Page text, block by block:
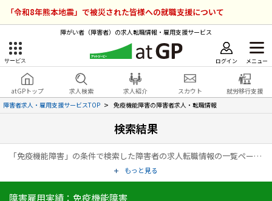
「令和8年熊本地震」で被災された皆様への就職支援について
障がい者（障害者）の求人転職情報・雇用支援サービス
サービス ログイン メニュー
atGPトップ 求人検索 求人紹介 スカウト
就労移行支援
障害者求人・雇用支援サービスTOP
免疫機能障害の障害者求人・転職情報
検索結果
「免疫機能障害」の条件で検索した障害者の求人転職情報の一覧ページです。アットジーピー（atGP）は、障害者の求人情報・障害者専門の転職支援サービス（エージェント）・就労移行支援事業所など、雇用に関する様々なサービスを展開している障害者の「働く」をトータルでサポートするサービスです。
もっと見る
障害雇用実績：免疫機能障害
障害者雇用のアットジーピー
サービスラインナップ
障害者専門の就転職支援サービス
ログイン 会員登録 無料